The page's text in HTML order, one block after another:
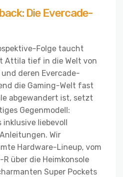
Die Evercade-
Folge taucht
Attila tief in die Welt von
deren Evercade-
die Gaming-Welt fast
abgewandert ist, setzt
Gegenmodell:
inklusive liebevoll
Wir
Hardware-Lineup, vom
über die Heimkonsole
Super Pockets